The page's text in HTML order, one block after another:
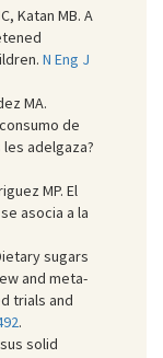
Katan MB. A
N Eng J
MA.
de
adelgaza?
MP. El
asocia a la
sugars
and meta-
trials and
.
solid